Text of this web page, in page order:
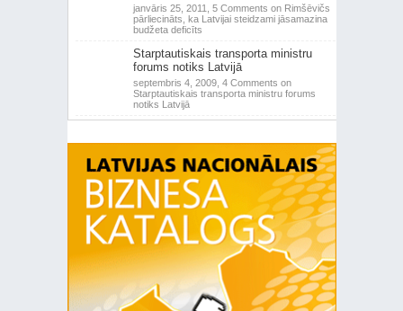
janvāris 25, 2011, 5 Comments on Rimšēvičs
pārliecināts, ka Latvijai steidzami jāsamazina
budžeta deficīts
Starptautiskais transporta ministru
forums notiks Latvijā
septembris 4, 2009, 4 Comments on
Starptautiskais transporta ministru forums
notiks Latvijā